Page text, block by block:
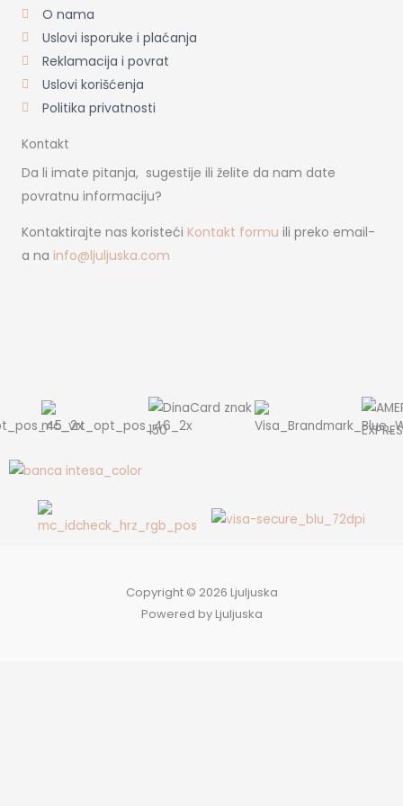
O nama
Uslovi isporuke i plaćanja
Reklamacija i povrat
Uslovi korišćenja
Politika privatnosti
Kontakt
Da li imate pitanja, sugestije ili želite da nam date
povratnu informaciju?
Kontaktirajte nas koristeći Kontakt formu ili preko email-
a na info@ljuljuska.com
Copyright © 2026 Ljuljuska
Powered by Ljuljuska